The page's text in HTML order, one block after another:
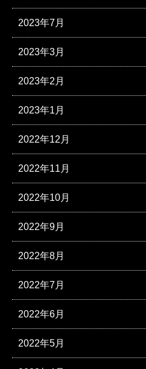
2023年7月
2023年3月
2023年2月
2023年1月
2022年12月
2022年11月
2022年10月
2022年9月
2022年8月
2022年7月
2022年6月
2022年5月